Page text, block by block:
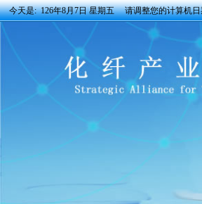
今天是:126年8月7日 星期五 请调整您的计算机